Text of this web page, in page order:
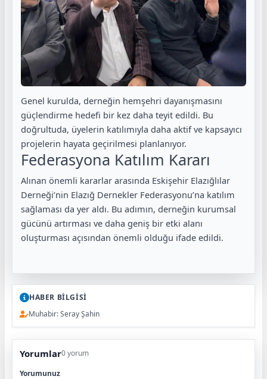
Genel kurulda, derneğin hemşehri dayanışmasını
güçlendirme hedefi bir kez daha teyit edildi. Bu
doğrultuda, üyelerin katılımıyla daha aktif ve kapsayıcı
projelerin hayata geçirilmesi planlanıyor.
Federasyona Katılım Kararı
Alınan önemli kararlar arasında Eskişehir Elazığlılar
Derneği’nin Elazığ Dernekler Federasyonu’na katılım
sağlaması da yer aldı. Bu adımın, derneğin kurumsal
gücünü artırması ve daha geniş bir etki alanı
oluşturması açısından önemli olduğu ifade edildi.
HABER BİLGİSİ
Muhabir: Seray Şahin
Yorumlar0 yorum
Yorumunuz